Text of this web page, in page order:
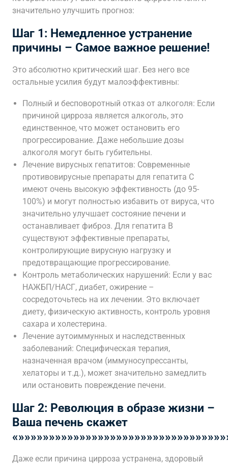
значительно улучшить прогноз:
Шаг 1: Немедленное устранение
причины – Самое важное решение!
Это абсолютно критический шаг. Без него все
остальные усилия будут малоэффективны:
Полный и бесповоротный отказ от алкоголя: Если
причиной цирроза является алкоголь, это
единственное, что может остановить его
прогрессирование. Даже небольшие дозы
алкоголя могут быть губительны.
Лечение вирусных гепатитов: Современные
противовирусные препараты для гепатита С
имеют очень высокую эффективность (до 95-
100%) и могут полностью избавить от вируса, что
значительно улучшает состояние печени и
останавливает фиброз. Для гепатита В
существуют эффективные препараты,
контролирующие вирусную нагрузку и
предотвращающие прогрессирование.
Контроль метаболических нарушений: Если у вас
НАЖБП/НАСГ, диабет, ожирение –
сосредоточьтесь на их лечении. Это включает
диету, физическую активность, контроль уровня
сахара и холестерина.
Лечение аутоиммунных и наследственных
заболеваний: Специфическая терапия,
назначенная врачом (иммуносупрессанты,
хелаторы и т.д.), может значительно замедлить
или остановить повреждение печени.
Шаг 2: Революция в образе жизни –
Ваша печень скажет
Даже если причина цирроза устранена, здоровый